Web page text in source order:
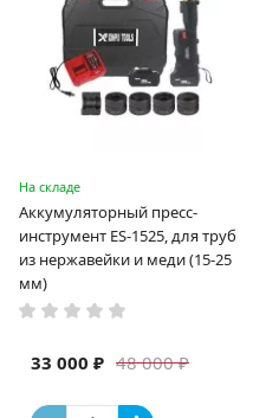
На складе
Аккумуляторный пресс-
инструмент ES-1525, для труб
из нержавейки и меди (15-25
мм)
48 000 ₽
33 000 ₽